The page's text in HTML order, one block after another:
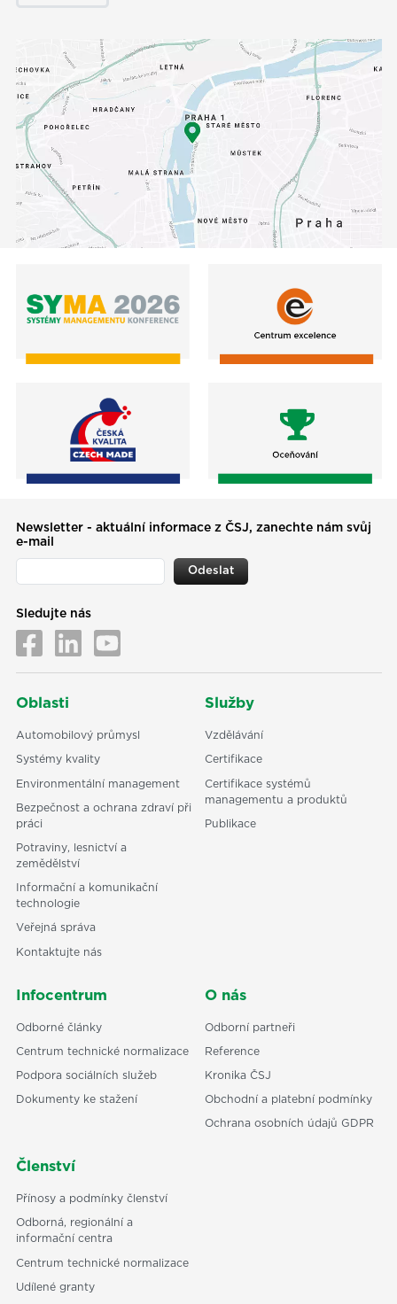
Newsletter - aktuální informace z ČSJ, zanechte nám svůj
e-mail
Odeslat
Sledujte nás
Oblasti
Automobilový průmysl
Systémy kvality
Environmentální management
Bezpečnost a ochrana zdraví při
práci
Potraviny, lesnictví a
zemědělství
Informační a komunikační
technologie
Veřejná správa
Kontaktujte nás
Služby
Vzdělávání
Certifikace
Certifikace systémů
managementu a produktů
Publikace
Infocentrum
Odborné články
Centrum technické normalizace
Podpora sociálních služeb
Dokumenty ke stažení
O nás
Odborní partneři
Reference
Kronika ČSJ
Obchodní a platební podmínky
Ochrana osobních údajů GDPR
Členství
Přínosy a podmínky členství
Odborná, regionální a
informační centra
Centrum technické normalizace
Udílené granty